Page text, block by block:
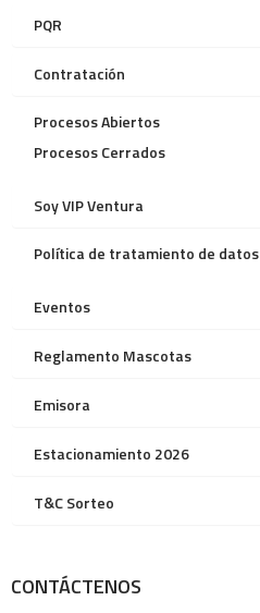
PQR
Contratación
Procesos Abiertos
Procesos Cerrados
Soy VIP Ventura
Política de tratamiento de datos
Eventos
Reglamento Mascotas
Emisora
Estacionamiento 2026
T&C Sorteo
CONTÁCTENOS